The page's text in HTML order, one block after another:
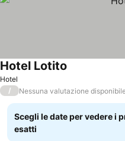
Hotel
Hotel Lotito
/ Nessuna valutazione
Scegli le date per vedere i
esatti